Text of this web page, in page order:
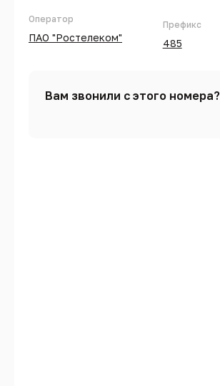
Оператор
ПАО "Ростелеком"
Префикс
485
Вам звонили с этого номера?